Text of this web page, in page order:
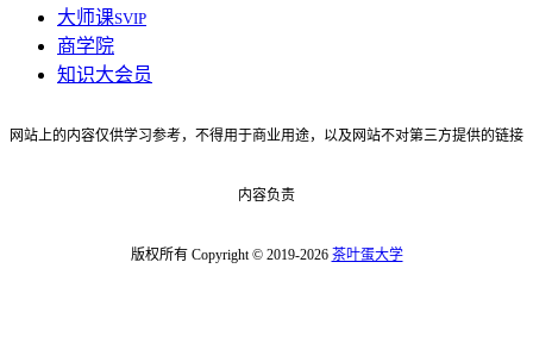
大师课SVIP
商学院
知识大会员
网站上的内容仅供学习参考，不得用于商业用途，以及网站不对第三方提供的链接
内容负责
版权所有 Copyright © 2019-2026 茶叶蛋大学